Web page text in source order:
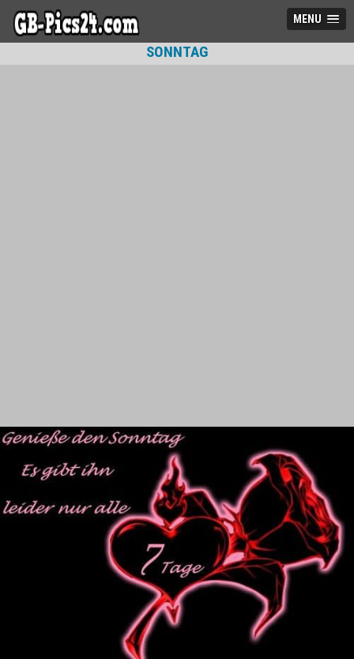
MENU
SONNTAG